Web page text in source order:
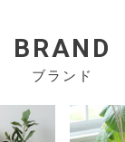
BRAND
ブランド